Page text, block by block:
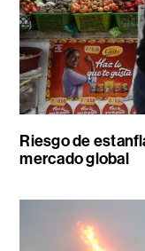
Riesgo de
mercado global